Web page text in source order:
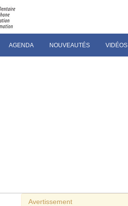
AGENDA NOUVEAUTÉS VIDÉOS
Avertissement